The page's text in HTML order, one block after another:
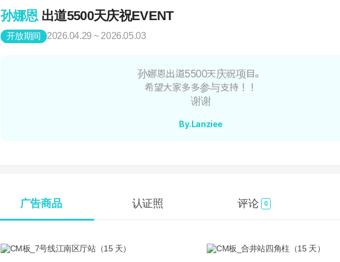
孙娜恩 出道5500天庆祝EVENT
开放期间 2026.04.29 ~ 2026.05.03
孙娜恩出道5500天庆祝项目。
希望大家多多参与支持！！
谢谢
By.Lanziee
广告商品 认证照 评论 0